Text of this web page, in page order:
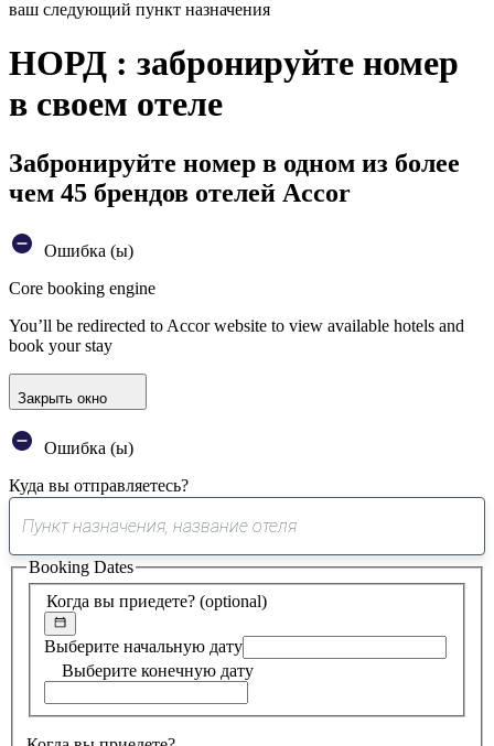
ваш следующий пункт назначения
НОРД : забронируйте номер
в своем отеле
Забронируйте номер в одном из более
чем 45 брендов отелей Accor
Ошибка (ы)
Core booking engine
You’ll be redirected to Accor website to view available hotels and
book your stay
Закрыть окно
Ошибка (ы)
Куда вы отправляетесь?
0
предложение
найдено
Когда вы приедете? (optional)
Выберите начальную дату
Выберите конечную дату
Booking Dates